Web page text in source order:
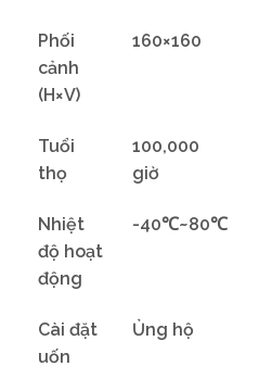
Phối
cảnh
(H×V)
160×160
Tuổi
thọ
100,000
giờ
Nhiệt
độ hoạt
động
-40℃~80℃
Cài đặt
uốn
Ủng hộ